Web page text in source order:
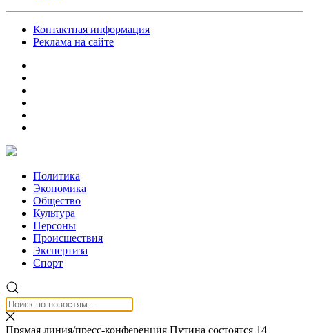
Контактная информация
Реклама на сайте
Политика
Экономика
Общество
Культура
Персоны
Происшествия
Экспертиза
Спорт
Прямая линия/пресс-конференция Путина состоятся 14